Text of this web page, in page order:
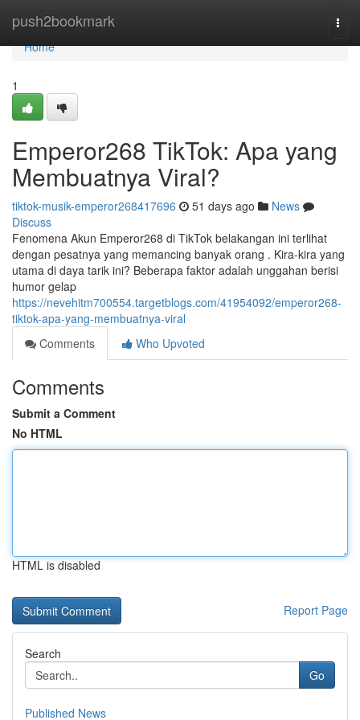
push2bookmark
Home
Home
1
Emperor268 TikTok: Apa yang
Membuatnya Viral?
tiktok-musik-emperor268417696 51 days ago
News
Discuss
Fenomena Akun Emperor268 di TikTok belakangan ini terlihat
dengan pesatnya yang memancing banyak orang . Kira-kira yang
utama di daya tarik ini? Beberapa faktor adalah unggahan berisi
humor gelap
https://nevehitm700554.targetblogs.com/41954092/emperor268-
tiktok-apa-yang-membuatnya-viral
Comments
Who Upvoted
Comments
Submit a Comment
No HTML
HTML is disabled
Report Page
Search
Go
Published News